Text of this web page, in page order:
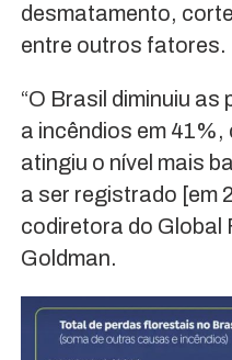
desmatamento,
entre outros fatores.
“O Brasil diminuiu
a incêndios em
atingiu o nível mais
a ser registrado [em
codiretora do Global
Goldman.